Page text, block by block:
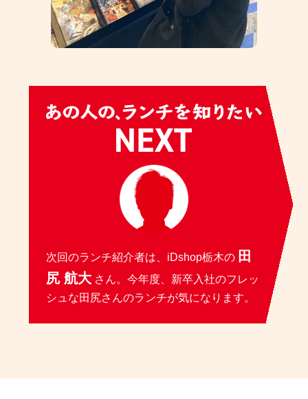
次回のランチ紹介者は、iDshop栃木の 田
尻 航大さん。今年度、新卒入社のフレッ
シュな田尻さんのランチが気になります。